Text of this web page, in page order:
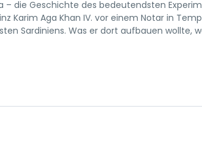
– die Geschichte des bedeutendsten
Karim Aga Khan IV. vor einem Notar in
Sardiniens. Was er dort aufbauen wollte,